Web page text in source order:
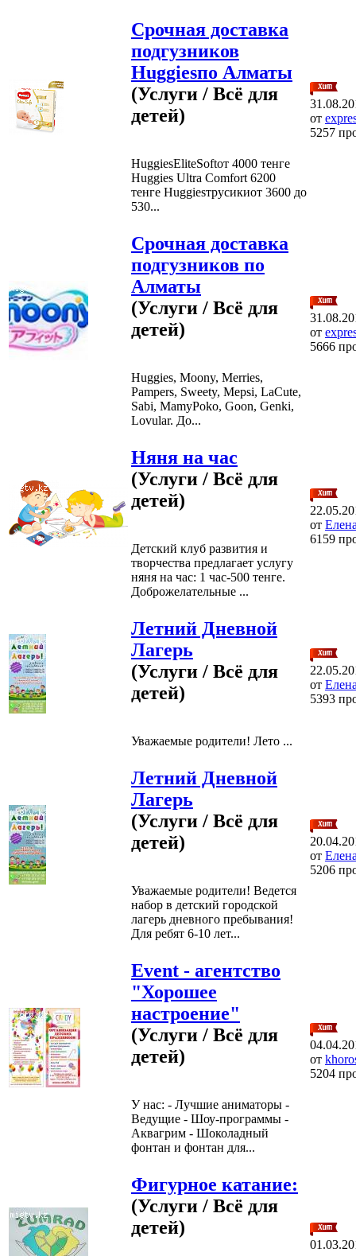
Срочная доставка
подгузников
Huggiesпо Алматы
(Услуги / Всё для
детей)
HuggiesEliteSoftот 4000 тенге
Huggies Ultra Comfort 6200
тенге Huggiesтрусикиот 3600 до
530...
от
5257
Срочная доставка
подгузников по
Алматы
(Услуги / Всё для
детей)
Huggies, Moony, Merries,
Pampers, Sweety, Mepsi, LaCute,
Sabi, MamyPoko, Goon, Genki,
Lovular. До...
от
5666
Няня на час
(Услуги / Всё для
детей)
Детский клуб развития и
творчества предлагает услугу
няня на час: 1 час-500 тенге.
Доброжелательные ...
от
6159
Летний Дневной
Лагерь
(Услуги / Всё для
детей)
Уважаемые родители! Лето ...
от
5393
Летний Дневной
Лагерь
(Услуги / Всё для
детей)
Уважаемые родители! Ведется
набор в детский городской
лагерь дневного пребывания!
Для ребят 6-10 лет...
от
5206
Event - aгентство
"Хорошее
настроение"
(Услуги / Всё для
детей)
У нас: - Лучшие аниматоры -
Ведущие - Шоу-программы -
Аквагрим - Шоколадный
фонтан и фонтан для...
от
5204
Фигурное катание:
(Услуги / Всё для
детей)